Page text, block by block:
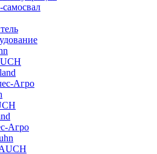
Агро
Агро